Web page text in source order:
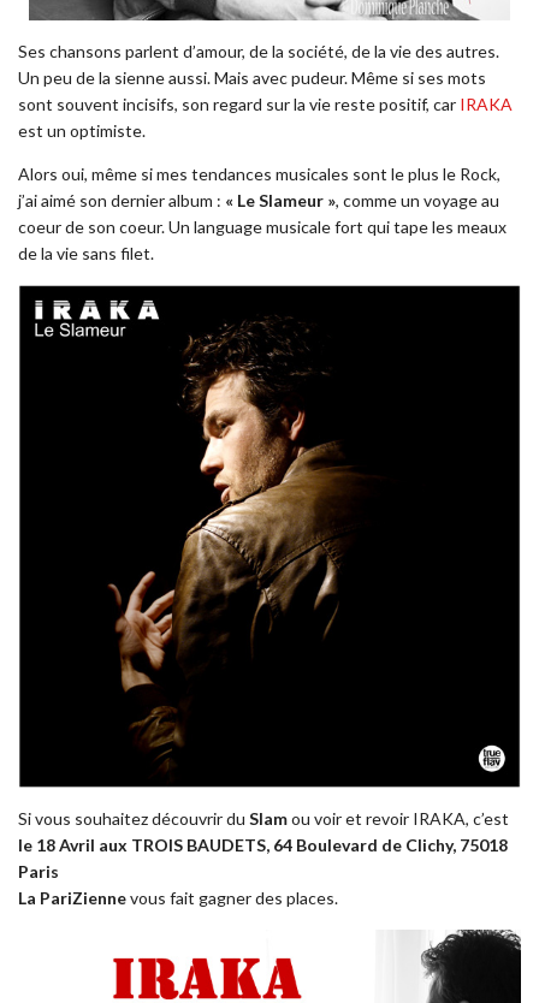
Ses chansons parlent d’amour, de la société, de la vie des autres.
Un peu de la sienne aussi. Mais avec pudeur. Même si ses mots
sont souvent incisifs, son regard sur la vie reste positif, car IRAKA
est un optimiste.
Alors oui, même si mes tendances musicales sont le plus le Rock,
j’ai aimé son dernier album : « Le Slameur », comme un voyage au
coeur de son coeur. Un language musicale fort qui tape les meaux
de la vie sans filet.
Si vous souhaitez découvrir du Slamou voir et revoir IRAKA, c’est
le 18 Avril aux TROIS BAUDETS, 64 Boulevard de Clichy, 75018
Paris
La PariZiennevous fait gagner des places.